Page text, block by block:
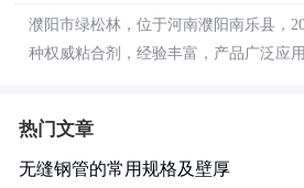
濮阳市绿松林，位于河南濮阳南乐县，
种权威粘合剂，经验丰富，产品广泛应用
热门文章
无缝钢管的常用规格及壁厚